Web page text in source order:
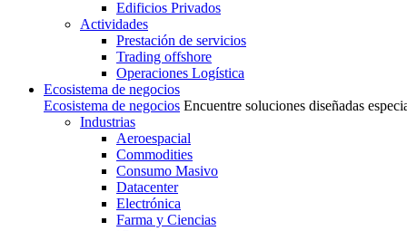
Edificios Privados
Actividades
Prestación de servicios
Trading offshore
Operaciones Logística
Ecosistema de negocios
Ecosistema de negocios Encuentre soluciones diseñadas
Industrias
Aeroespacial
Commodities
Consumo Masivo
Datacenter
Electrónica
Farma y Ciencias